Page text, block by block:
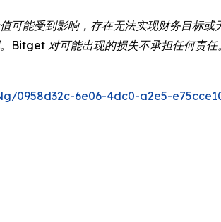
可能受到影响，存在无法实现财务目标或
Bitget 对可能出现的损失不承担任何责
0958d32c-6e06-4dc0-a2e5-